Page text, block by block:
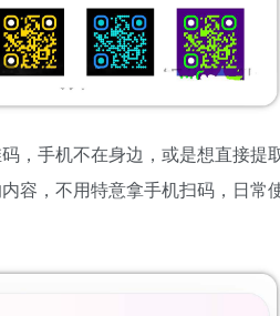
，手机不在身边，或是想直接提
容，不用特意拿手机扫码，日常